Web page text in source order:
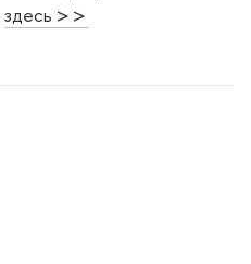
здесь > >